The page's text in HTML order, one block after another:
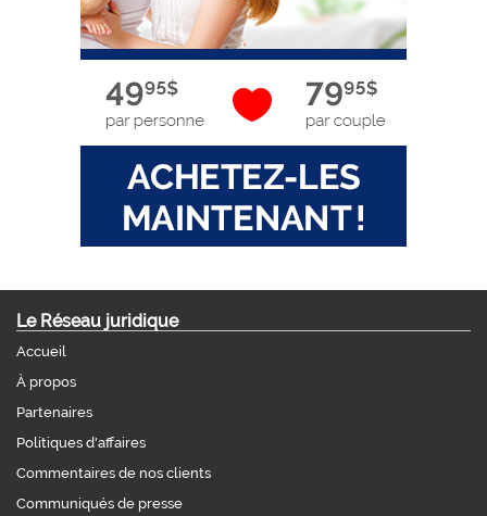
Le Réseau juridique
Accueil
À propos
Partenaires
Politiques d'affaires
Commentaires de nos clients
Communiqués de presse